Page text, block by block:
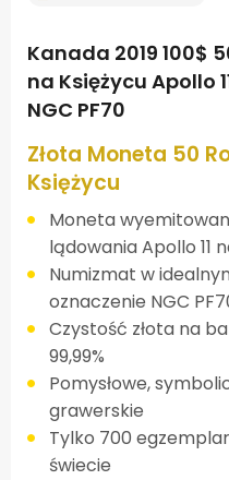
Kanada 2019 100$
na Księżycu Apollo
NGC PF70
Złota Moneta 50
Księżycu
Moneta
lądowania Apollo 11
Numizmat w
oznaczenie NGC
Czystość złota na
99,99%
Pomysłowe,
grawerskie
Tylko 700
świecie